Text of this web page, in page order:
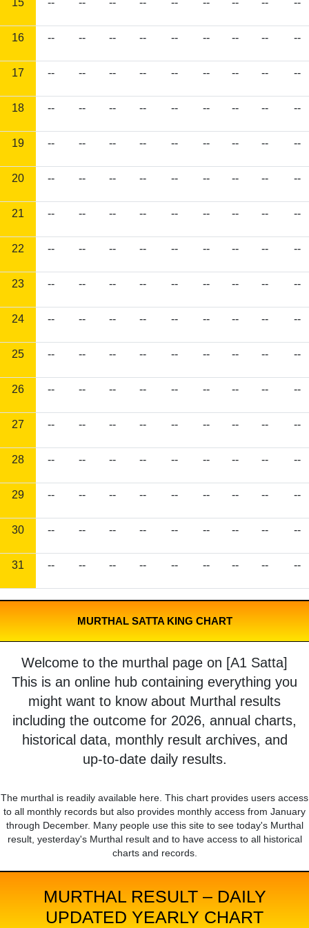
15 -- -- -- -- -- -- -- -- --
16 -- -- -- -- -- -- -- -- --
17 -- -- -- -- -- -- -- -- --
18 -- -- -- -- -- -- -- -- --
19 -- -- -- -- -- -- -- -- --
20 -- -- -- -- -- -- -- -- --
21 -- -- -- -- -- -- -- -- --
22 -- -- -- -- -- -- -- -- --
23 -- -- -- -- -- -- -- -- --
24 -- -- -- -- -- -- -- -- --
25 -- -- -- -- -- -- -- -- --
26 -- -- -- -- -- -- -- -- --
27 -- -- -- -- -- -- -- -- --
28 -- -- -- -- -- -- -- -- --
29 -- -- -- -- -- -- -- -- --
30 -- -- -- -- -- -- -- -- --
31 -- -- -- -- -- -- -- -- --
MURTHAL SATTA KING CHART
Welcome to the murthal page on [A1 Satta]
This is an online hub containing everything you
might want to know about Murthal results
including the outcome for 2026, annual charts,
historical data, monthly result archives, and
up-to-date daily results.
The murthal is readily available here. This chart provides users access
to all monthly records but also provides monthly access from January
through December. Many people use this site to see today's Murthal
result, yesterday's Murthal result and to have access to all historical
charts and records.
MURTHAL RESULT – DAILY
UPDATED YEARLY CHART